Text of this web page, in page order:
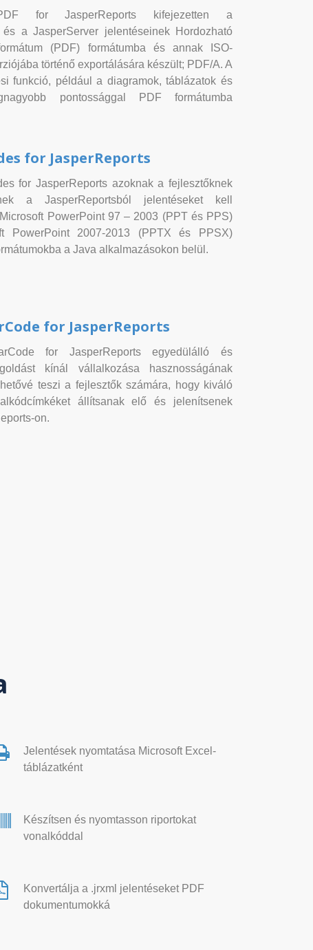
for JasperReports kifejezetten a
és a JasperServer jelentéseinek Hordozható
(PDF) formátumba és annak ISO-
történő exportálására készült; PDF/A. A
funkció, például a diagramok, táblázatok és
pontossággal PDF formátumba
for JasperReports
for JasperReports azoknak a fejlesztőknek
a JasperReportsból jelentéseket kell
PowerPoint 97 – 2003 (PPT és PPS)
PowerPoint 2007-2013 (PPTX és PPSX)
a Java alkalmazásokon belül.
for JasperReports
for JasperReports egyedülálló és
kínál vállalkozása hasznosságának
teszi a fejlesztők számára, hogy kiváló
állítsanak elő és jelenítsenek
on.
Jelentések nyomtatása Microsoft Excel-
táblázatként
Készítsen és nyomtasson riportokat
vonalkóddal
Konvertálja a .jrxml jelentéseket PDF
dokumentumokká